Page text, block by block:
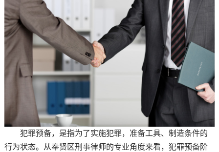
犯罪预备，是指为了实施犯罪，准备工具、制造条件的
行为状态。从奉贤区刑事律师的专业角度来看，犯罪预备阶